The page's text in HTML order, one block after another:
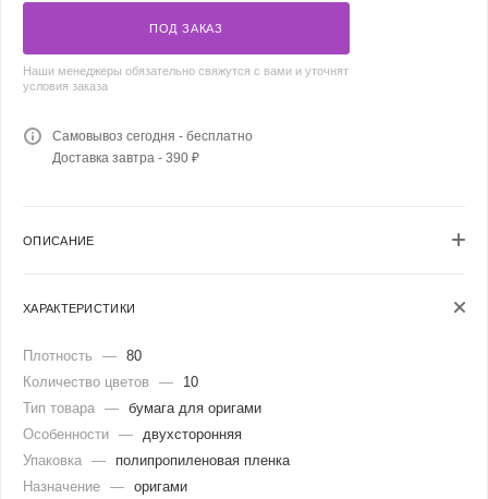
ПОД ЗАКАЗ
Наши менеджеры обязательно свяжутся с вами и уточнят
условия заказа
Самовывоз сегодня - бесплатно
Доставка завтра - 390 ₽
ОПИСАНИЕ
ХАРАКТЕРИСТИКИ
Плотность — 80
Количество цветов
—
10
Тип товара — бумага для оригами
Особенности —
двухсторонняя
Упаковка —
полипропиленовая пленка
Назначение — оригами